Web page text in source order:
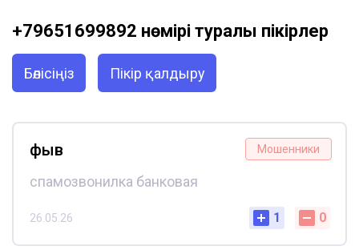
+79651699892 нөмірі туралы пікірлер
Бөлісіңіз Пікір қалдыру
Мошенники
фыв
спамозвонилка банковая
26.05.26 1 0